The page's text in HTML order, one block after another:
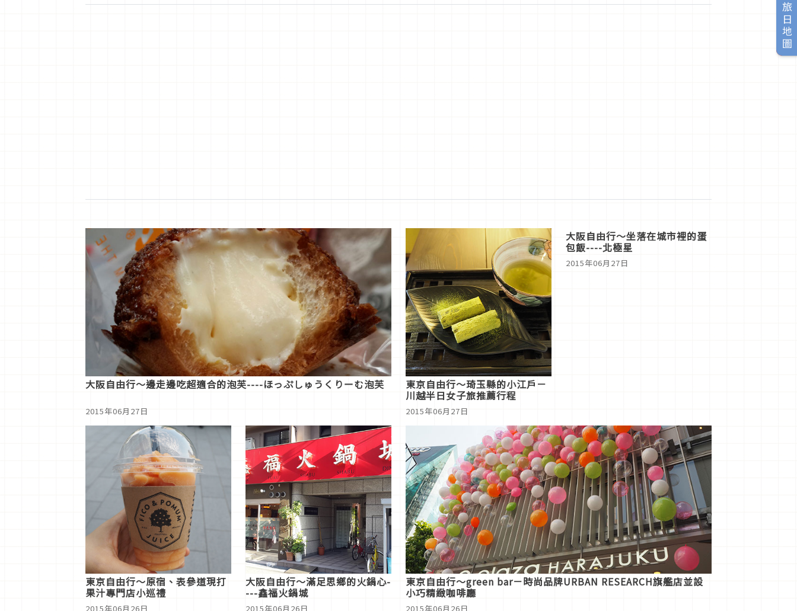
旅日地圖
大阪自由行～邊走邊吃超適合的泡芙----ほっぷしゅうくりーむ泡芙
2015年06月27日
東京自由行～琦玉縣的小江戶－
川越半日女子旅推薦行程
2015年06月27日
大阪自由行～坐落在城市裡的蛋
包飯----北極星
2015年06月27日
東京自由行～原宿、表參道現打
果汁專門店小巡禮
2015年06月26日
大阪自由行～滿足思鄉的火鍋心-
---鑫福火鍋城
2015年06月26日
東京自由行～green bar－時尚品牌URBAN RESEARCH旗艦店並設
小巧精緻咖啡廳
2015年06月26日